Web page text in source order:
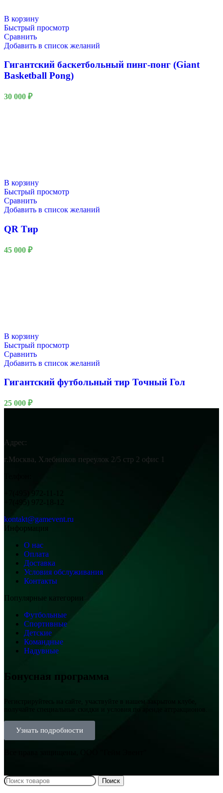
В корзину
Быстрый просмотр
Сравнить
Добавить в список желаний
Гигантский баскетбольный пинг-понг (Giant
Basketball Pong)
30 000 ₽
В корзину
Быстрый просмотр
Сравнить
Добавить в список желаний
QR Тир
45 000 ₽
В корзину
Быстрый просмотр
Сравнить
Добавить в список желаний
Гигантский футбольный тир Точный Гол
25 000 ₽
Адрес:
г.Москва, Хлебников переулок 2/5 стр 2 офис 1
+7(495) 972-18-12
kontakt@gamevent.ru
Информация
О нас
Оплата
Доставка
Условия обслуживания
Контакты
Популярные категории
Футбольные
Спортивные
Детские
Командные
Надувные
Бонусная программа
Регистрируйтесь на сайте, участвуйте в нашем закрытом клубе,
получайте специальные скидки и условия по аренде аттракционов.
Узнать подробности
Поиск